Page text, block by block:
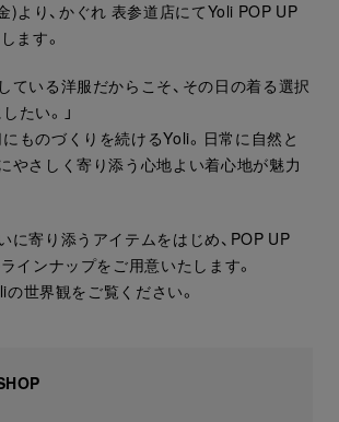
より、かぐれ 表参道店にてYoli POP UP
ます。
ている洋服だからこそ、その日の着る選択
たい。」
ものづくりを続けるYoli。日常に自然と
やさしく寄り添う心地よい着心地が魅力
に寄り添うアイテムをはじめ、POP UP
インナップをご用意いたします。
の世界観をご覧ください。